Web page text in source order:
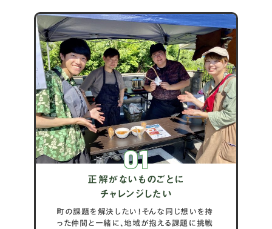
01
正解がないものごとに
チャレンジしたい
町の課題を解決したい！そんな同じ想いを持
った仲間と一緒に、地域が抱える課題に挑戦